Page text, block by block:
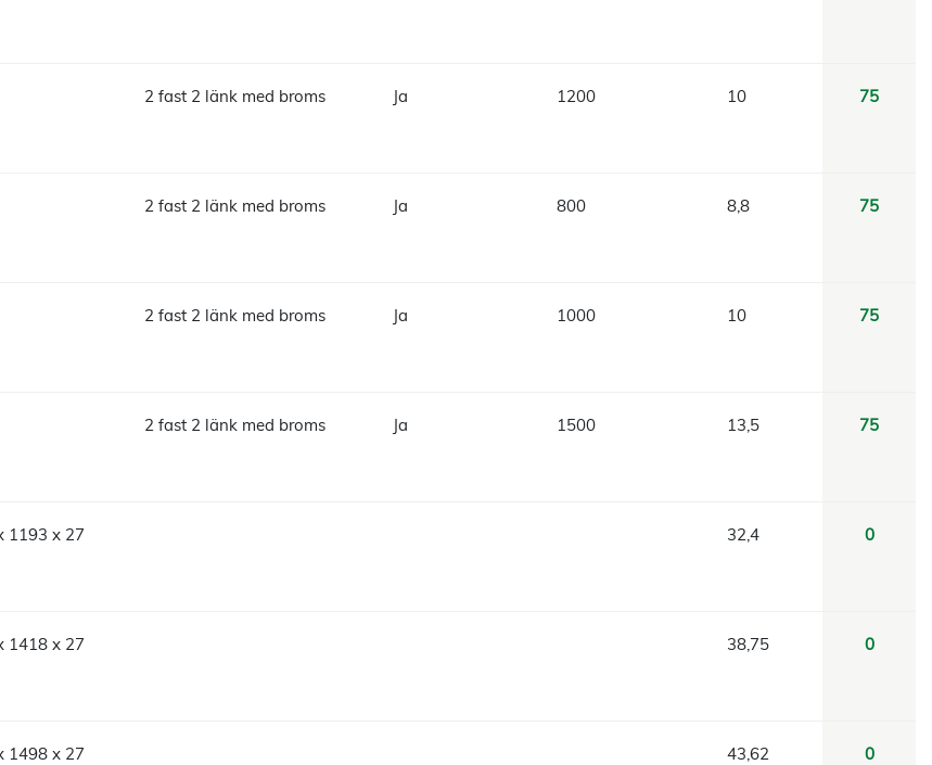
2 fast 2 länk med broms Ja 1200 10 75
2 fast 2 länk med broms Ja 800 8,8 75
2 fast 2 länk med broms Ja 1000 10 75
2 fast 2 länk med broms Ja 1500 13,5 75
1193 x 27 32,4 0
1418 x 27 38,75 0
1498 x 27 43,62 0